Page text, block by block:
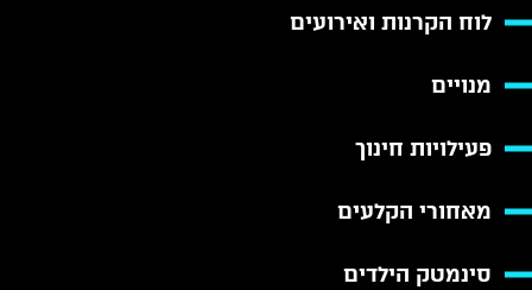
לוח הקרנות ואירועים
מנויים
פעילויות חינוך
מאחורי הקלעים
סינמטק הילדים